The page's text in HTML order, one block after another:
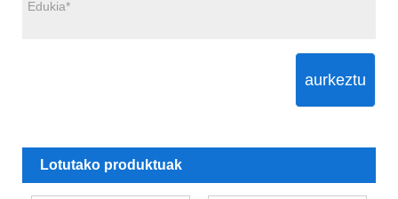
aurkeztu
Lotutako produktuak